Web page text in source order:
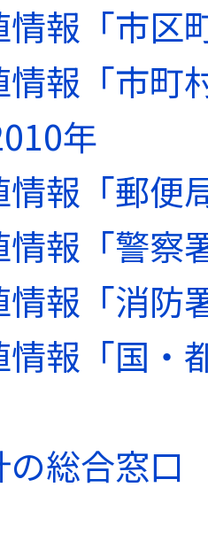
情報「市区
情報「市町
年
情報「郵便
情報「警察
情報「消防
情報「国・
総合窓口